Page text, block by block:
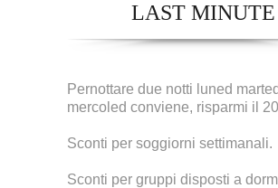
LAST MINUTE
Pernottare due notti luned
mercoled conviene, risparmi il
Sconti per soggiorni settimanali.
Sconti per gruppi disposti a